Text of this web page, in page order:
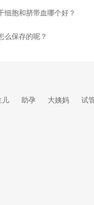
细胞和脐带血哪个好？
么保存的呢？
儿 助孕 大姨妈 试